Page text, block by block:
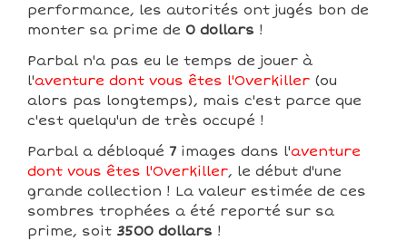
performance, les autorités ont jugés bon de
monter sa prime de 0 dollars !
Parbal n'a pas eu le temps de jouer à
l'aventure dont vous êtes l'Overkiller (ou
alors pas longtemps), mais c'est parce que
c'est quelqu'un de très occupé !
Parbal a débloqué 7 images dans l'aventure
dont vous êtes l'Overkiller, le début d'une
grande collection ! La valeur estimée de ces
sombres trophées a été reporté sur sa
prime, soit 3500 dollars !